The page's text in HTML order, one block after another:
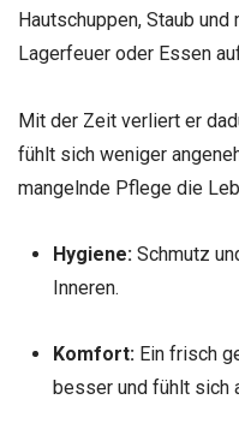
Hautschuppen, Staub und
Lagerfeuer oder Essen
Mit der Zeit verliert er
fühlt sich weniger
mangelnde Pflege die
Hygiene:Schmutz
Inneren.
Komfort:Ein frisch
besser und fühlt sich